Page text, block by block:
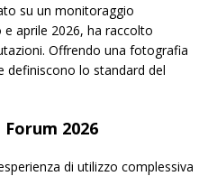
su un monitoraggio
aprile 2026, ha raccolto
Offrendo una fotografia
definiscono lo standard del
2026
di utilizzo complessiva